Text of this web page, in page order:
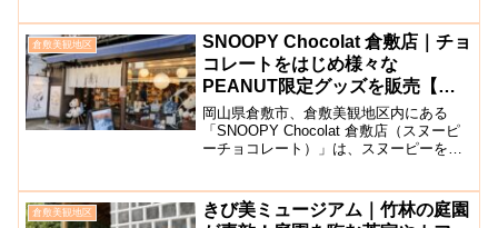
あり、建物は築60年以上の趣のある古民
家をリノベーシ...
倉敷美観地区
SNOOPY Chocolat 倉敷店｜チョ
コレートをはじめ様々な
PEANUT限定グッズを販売【美
観地区】
岡山県倉敷市、倉敷美観地区内にある
「SNOOPY Chocolat 倉敷店（スヌーピ
ーチョコレート）」は、スヌーピーをテ
が描く家族や恋愛など様々な愛をテーマ
にしたチ...
倉敷美観地区
きび美ミュージアム｜竹林の庭園